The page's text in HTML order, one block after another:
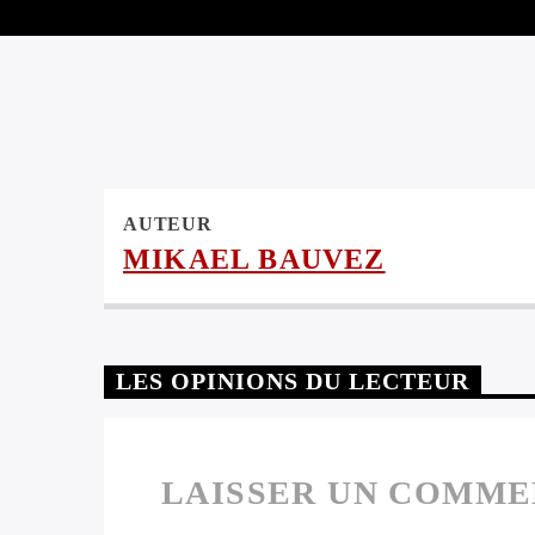
AUTEUR
MIKAEL BAUVEZ
LES OPINIONS DU LECTEUR
LAISSER UN